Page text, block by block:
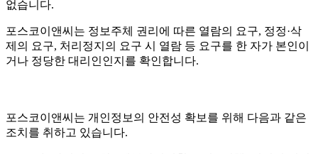
없습니다.
포스코이앤씨는 정보주체 권리에 따른 열람의 요구, 정정·삭
제의 요구, 처리정지의 요구 시 열람 등 요구를 한 자가 본인이
거나 정당한 대리인인지를 확인합니다.
포스코이앤씨는 개인정보의 안전성 확보를 위해 다음과 같은
조치를 취하고 있습니다.